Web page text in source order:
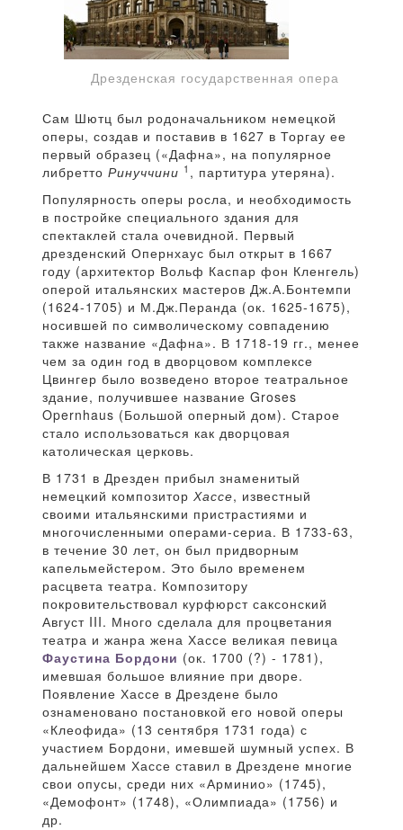
Дрезденская государственная опера
Сам Шютц был родоначальником немецкой
оперы, создав и поставив в 1627 в Торгау ее
первый образец («Дафна», на популярное
либретто Ринуччини 1 , партитура утеряна).
Популярность оперы росла, и необходимость
в постройке специального здания для
спектаклей стала очевидной. Первый
дрезденский Опернхаус был открыт в 1667
году (архитектор Вольф Каспар фон Кленгель)
оперой итальянских мастеров Дж.А.Бонтемпи
(1624-1705) и М.Дж.Перанда (ок. 1625-1675),
носившей по символическому совпадению
также название «Дафна». В 1718-19 гг., менее
чем за один год в дворцовом комплексе
Цвингер было возведено второе театральное
здание, получившее название Groses
Opernhaus (Большой оперный дом). Старое
стало использоваться как дворцовая
католическая церковь.
В 1731 в Дрезден прибыл знаменитый
немецкий композитор Хассе, известный
своими итальянскими пристрастиями и
многочисленными операми-сериа. В 1733-63,
в течение 30 лет, он был придворным
капельмейстером. Это было временем
расцвета театра. Композитору
покровительствовал курфюрст саксонский
Август III. Много сделала для процветания
театра и жанра жена Хассе великая певица
Фаустина Бордони (ок. 1700 (?) - 1781),
имевшая большое влияние при дворе.
Появление Хассе в Дрездене было
ознаменовано постановкой его новой оперы
«Клеофида» (13 сентября 1731 года) с
участием Бордони, имевшей шумный успех. В
дальнейшем Хассе ставил в Дрездене многие
свои опусы, среди них «Арминио» (1745),
«Демофонт» (1748), «Олимпиада» (1756) и
др.